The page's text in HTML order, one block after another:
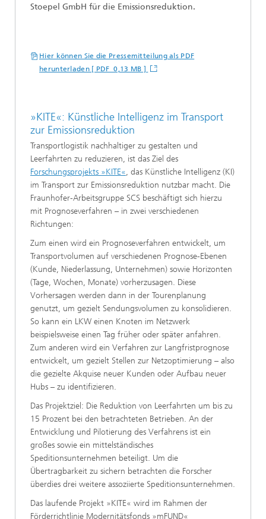
Stoepel GmbH für die Emissionsreduktion.
Hier können Sie die Pressemitteilung als PDF
herunterladen [ PDF 0,13 MB ]
»KITE«: Künstliche Intelligenz im Transport
zur Emissionsreduktion
Transportlogistik nachhaltiger zu gestalten und
Leerfahrten zu reduzieren, ist das Ziel des
Forschungsprojekts »KITE«, das Künstliche Intelligenz (KI)
im Transport zur Emissionsreduktion nutzbar macht. Die
Fraunhofer-Arbeitsgruppe SCS beschäftigt sich hierzu
mit Prognoseverfahren – in zwei verschiedenen
Richtungen:
Zum einen wird ein Prognoseverfahren entwickelt, um
Transportvolumen auf verschiedenen Prognose-Ebenen
(Kunde, Niederlassung, Unternehmen) sowie Horizonten
(Tage, Wochen, Monate) vorherzusagen. Diese
Vorhersagen werden dann in der Tourenplanung
genutzt, um gezielt Sendungsvolumen zu konsolidieren.
So kann ein LKW einen Knoten im Netzwerk
beispielsweise einen Tag früher oder später anfahren.
Zum anderen wird ein Verfahren zur Langfristprognose
entwickelt, um gezielt Stellen zur Netzoptimierung – also
die gezielte Akquise neuer Kunden oder Aufbau neuer
Hubs – zu identifizieren.
Das Projektziel: Die Reduktion von Leerfahrten um bis zu
15 Prozent bei den betrachteten Betrieben. An der
Entwicklung und Pilotierung des Verfahrens ist ein
großes sowie ein mittelständisches
Speditionsunternehmen beteiligt. Um die
Übertragbarkeit zu sichern betrachten die Forscher
überdies drei weitere assoziierte Speditionsunternehmen.
Das laufende Projekt »KITE« wird im Rahmen der
Förderrichtlinie Modernitätsfonds »mFUND«